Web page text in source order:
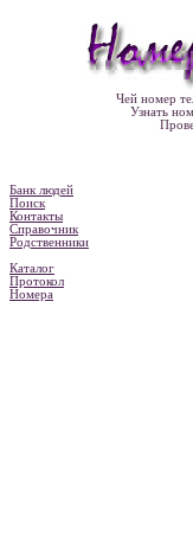
Чей номер
Узнать
Банк людей
Поиск
Контакты
Справочник
Родственники
Каталог
Протокол
Номера